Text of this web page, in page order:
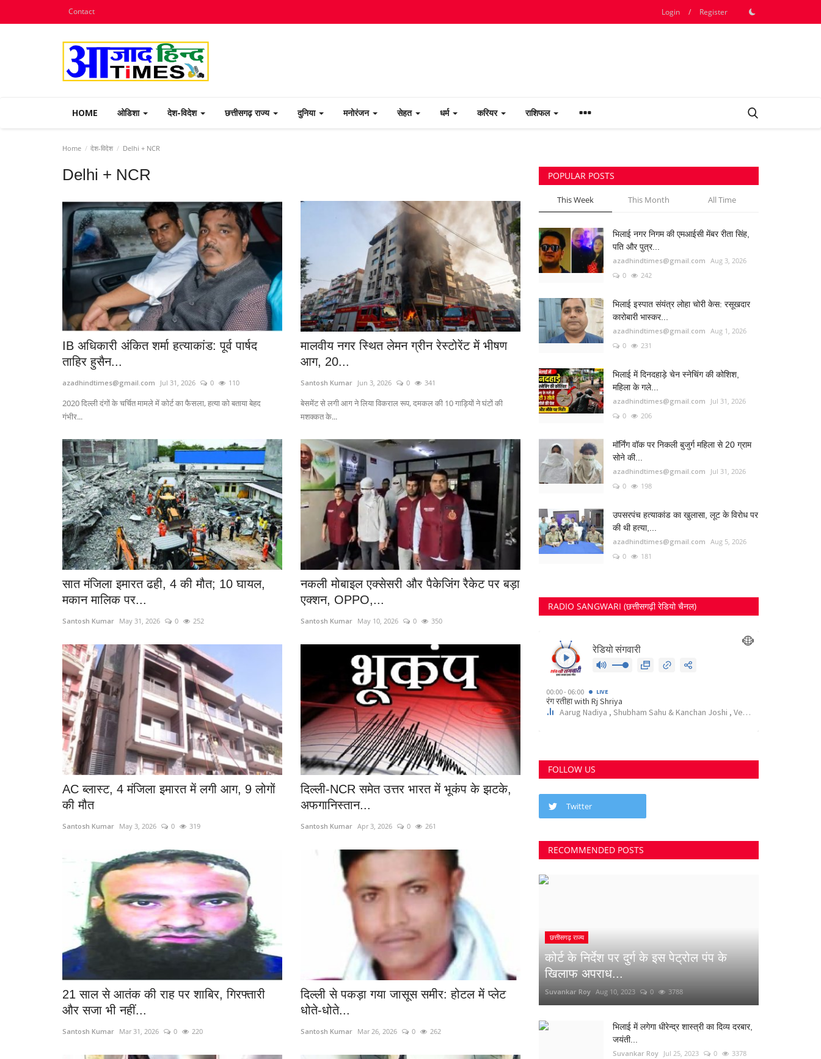
Contact Login / Register
HOME ओडिशा देश-विदेश छत्तीसगढ़ राज्य दुनिया मनोरंजन सेहत धर्म करियर राशिफल
Home देश-विदेश Delhi + NCR
Delhi + NCR
IB अधिकारी अंकित शर्मा हत्याकांड: पूर्व पार्षद
ताहिर हुसैन...
azadhindtimes@gmail.com Jul 31, 2026 0 110
2020 दिल्ली दंगों के चर्चित मामले में कोर्ट का फैसला, हत्या को बताया बेहद
गंभीर...
मालवीय नगर स्थित लेमन ग्रीन रेस्टोरेंट में भीषण
आग, 20...
Santosh Kumar Jun 3, 2026 0 341
बेसमेंट से लगी आग ने लिया विकराल रूप, दमकल की 10 गाड़ियों ने घंटों की
मशक्कत के...
सात मंजिला इमारत ढही, 4 की मौत; 10 घायल,
मकान मालिक पर...
Santosh Kumar May 31, 2026 0 252
नकली मोबाइल एक्सेसरी और पैकेजिंग रैकेट पर बड़ा
एक्शन, OPPO,...
Santosh Kumar May 10, 2026 0 350
AC ब्लास्ट, 4 मंजिला इमारत में लगी आग, 9 लोगों
की मौत
Santosh Kumar May 3, 2026 0 319
दिल्ली-NCR समेत उत्तर भारत में भूकंप के झटके,
अफगानिस्तान...
Santosh Kumar Apr 3, 2026 0 261
21 साल से आतंक की राह पर शाबिर, गिरफ्तारी
और सजा भी नहीं...
Santosh Kumar Mar 31, 2026 0 220
दिल्ली से पकड़ा गया जासूस समीर: होटल में प्लेट
धोते-धोते...
Santosh Kumar Mar 26, 2026 0 262
POPULAR POSTS
This Week This Month All Time
भिलाई नगर निगम की एमआईसी मेंबर रीता सिंह,
पति और पुत्र...
azadhindtimes@gmail.com Aug 3, 2026
0
242
भिलाई इस्पात संयंत्र लोहा चोरी केस: रसूखदार
कारोबारी भास्कर...
azadhindtimes@gmail.com Aug 1, 2026
0
231
भिलाई में दिनदहाड़े चेन स्नेचिंग की कोशिश,
महिला के गले...
azadhindtimes@gmail.com
Jul 31, 2026
0
206
मॉर्निंग वॉक पर निकली बुजुर्ग महिला से 20 ग्राम
सोने की...
azadhindtimes@gmail.com
Jul 31, 2026
0
198
उपसरपंच हत्याकांड का खुलासा, लूट के विरोध पर
की थी हत्या,...
azadhindtimes@gmail.com Aug 5, 2026
0
181
RADIO SANGWARI (छत्तीसगढ़ी रेडियो चैनल)
FOLLOW US
Twitter
RECOMMENDED POSTS
छत्तीसगढ़ राज्य
कोर्ट के निर्देश पर दुर्ग के इस पेट्रोल पंप के
खिलाफ अपराध...
Suvankar Roy Aug 10, 2023 0 3788
भिलाई में लगेगा धीरेन्द्र शास्त्री का दिव्य दरबार,
जयंती...
Suvankar Roy Jul 25, 2023 0 3378